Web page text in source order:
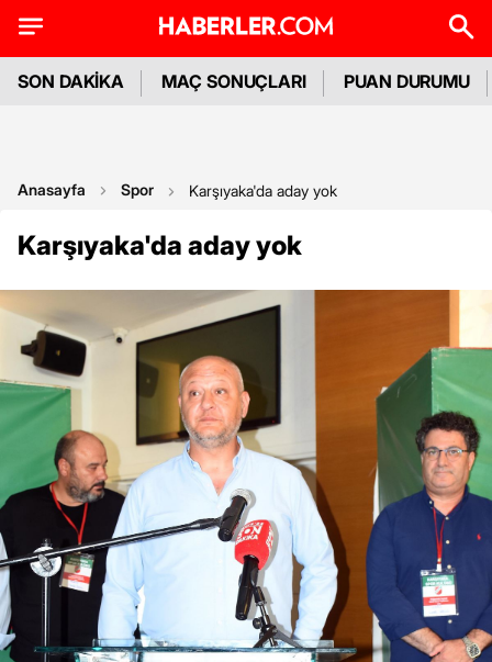
SON DAKİKA MAÇ SONUÇLARI PUAN DURUMU
Anasayfa Spor Karşıyaka'da aday yok
Karşıyaka'da aday yok